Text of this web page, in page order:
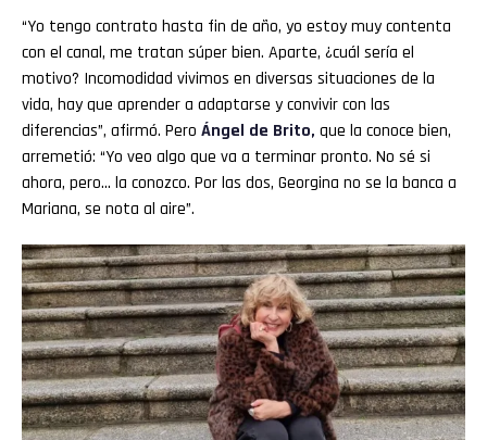
“Yo tengo contrato hasta fin de año, yo estoy muy contenta
con el canal, me tratan súper bien. Aparte, ¿cuál sería el
motivo? Incomodidad vivimos en diversas situaciones de la
vida, hay que aprender a adaptarse y convivir con las
diferencias”, afirmó. Pero Ángel de Brito, que la conoce bien,
arremetió: “Yo veo algo que va a terminar pronto. No sé si
ahora, pero… la conozco. Por las dos, Georgina no se la banca a
Mariana, se nota al aire”.